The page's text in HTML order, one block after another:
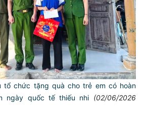
tổ chức tặng quà cho trẻ em có hoàn
ngày quốc tế thiếu nhi (02/06/2026